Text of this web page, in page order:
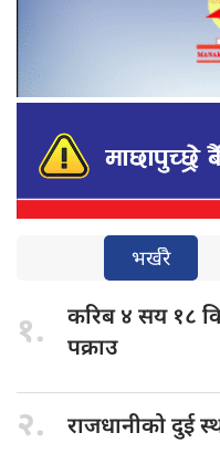
भर्खरै
१. करिब ४ सय १८
पक्राउ
२. राजधानीको दुई